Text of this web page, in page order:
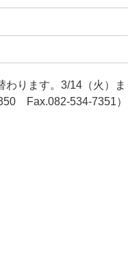
ります。3/14（火）ま
Fax.082-534-7351）